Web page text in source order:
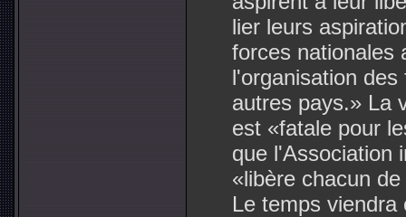
lier leurs
forces nationales
l'organisation
autres pays.» La
est «fatale pour
que l'Association
«libère chacun
Le temps